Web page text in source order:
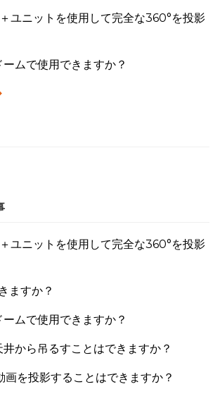
ユニットを使用して完全な360°を投影
ムで使用できますか？
ユニットを使用して完全な360°を投影
ますか？
ムで使用できますか？
から吊るすことはできますか？
を投影することはできますか？